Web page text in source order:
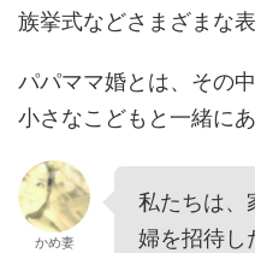
族挙式などさまざまな
パパママ婚とは、その
小さなこどもと一緒に
かめ妻
私たちは、
婦を招待し